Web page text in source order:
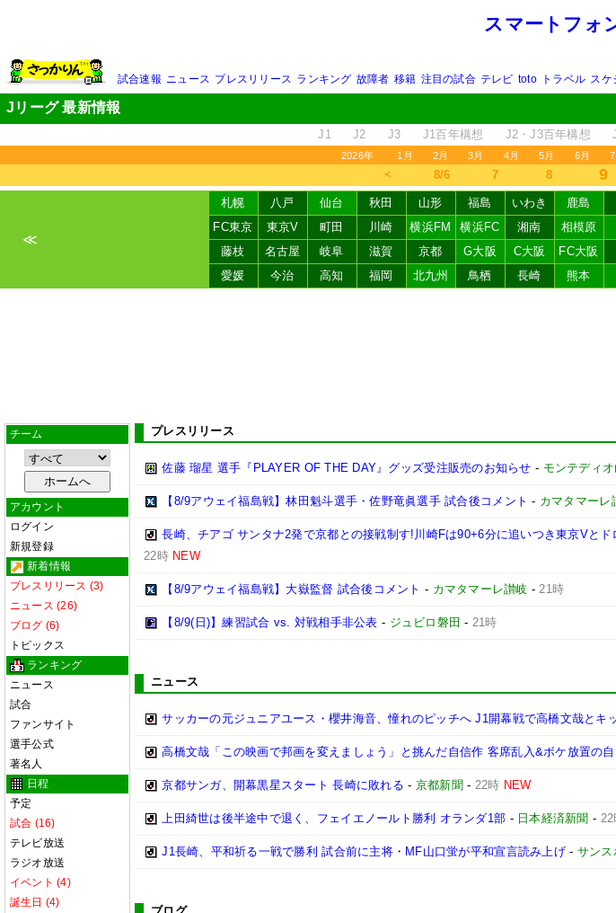
スマートフォ
試合速報 ニュース プレスリリース ランキング 故障者 移籍 注目の試合 テレビ toto トラベル スケ
Jリーグ 最新情報
J1 J2 J3 J1百年構想 J2・J3百年構想
2026年 1月 2月 3月 4月 5月 6月 7
＜ 8/6 7 8 9
≪
札幌 八戸 仙台 秋田 山形 福島 いわき 鹿島
FC東京
東京V 町田 川崎 横浜FM 横浜FC 湘南 相模原
藤枝
名古屋 岐阜 滋賀 京都 G大阪 C大阪 FC大阪
愛媛
今治 高知 福岡 北九州 鳥栖 長崎 熊本
チーム
アカウント
ログイン
新規登録
新着情報
プレスリリース (3)
ニュース (26)
ブログ (6)
トピックス
ランキング
ニュース
試合
ファンサイト
選手公式
著名人
日程
予定
試合 (16)
テレビ放送
ラジオ放送
イベント (4)
誕生日 (4)
プレスリリース
佐藤 瑠星 選手『PLAYER OF THE DAY』グッズ受注販売のお知らせ - モンテディ
【8/9アウェイ福島戦】林田魁斗選手・佐野竜眞選手 試合後コメント - カマタマーレ
長崎、チアゴ サンタナ2発で京都との接戦制す!川崎Fは90+6分に追いつき東京Vとド
22時 NEW
【8/9アウェイ福島戦】大嶽監督 試合後コメント - カマタマーレ讃岐 -21時
【8/9(日)】練習試合 vs. 対戦相手非公表 - ジュビロ磐田 - 21時
ニュース
サッカーの元ジュニアユース・櫻井海音、憧れのピッチへ J1開幕戦で高橋文哉とキ
高橋文哉「この映画で邦画を変えましょう」と挑んだ自信作 客席乱入&ボケ放置の
京都サンガ、開幕黒星スタート 長崎に敗れる - 京都新聞 - 22時 NEW
上田綺世は後半途中で退く、フェイエノールト勝利 オランダ1部 - 日本経済新聞 - 22
J1長崎、平和祈る一戦で勝利 試合前に主将・MF山口蛍が平和宣言読み上げ- サンス